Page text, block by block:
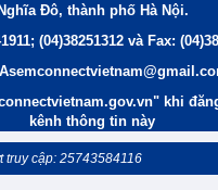
Nghĩa Đô, thành phố Hà Nội.
(04)38251312 và Fax:
khi
kênh thông tin này
truy cập: 25743584116